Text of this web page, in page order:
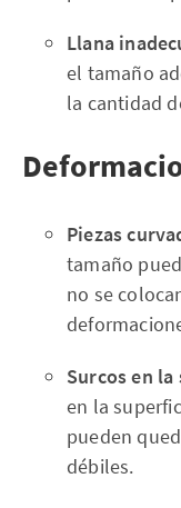
Llana
el tamaño
la cantidad
Piezas
tamaño
no se
Surcos en
en la
pueden
débiles.